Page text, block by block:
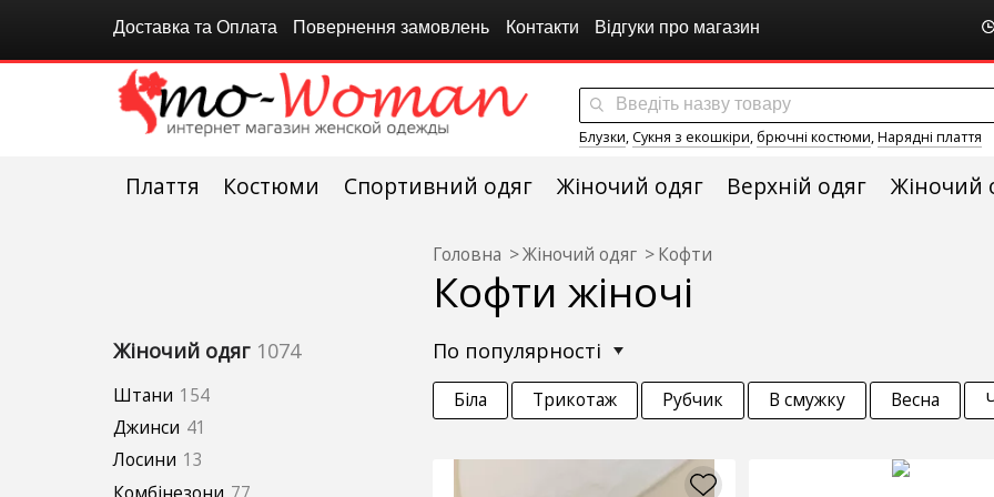
Доставка та Оплата Повернення замовлень Контакти Відгуки про магазин
Блузки, Сукня з екошкіри, брючні костюми,Нарядні плаття
Плаття Костюми Спортивний одяг Жіночий одяг Верхній одяг Жіночий
Головна Жіночий одяг Кофти
Кофти жіночі
Жіночий одяг 1074
Штани 154
Джинси 41
Лосини 13
Комбінезони 77
по популярності
Біла Трикотаж Рубчик В смужку Весна